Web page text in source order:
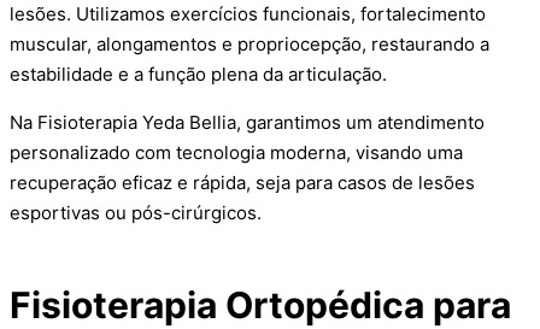
lesões. Utilizamos exercícios funcionais, fortalecimento
muscular, alongamentos e propriocepção, restaurando a
estabilidade e a função plena da articulação.
Na Fisioterapia Yeda Bellia, garantimos um atendimento
personalizado com tecnologia moderna, visando uma
recuperação eficaz e rápida, seja para casos de lesões
esportivas ou pós-cirúrgicos.
Fisioterapia Ortopédica para